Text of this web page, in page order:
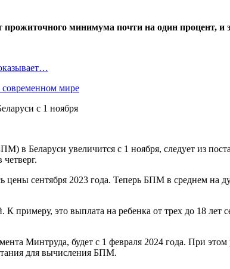
минимума почти на один процент, и
мире
в Беларуси увеличится с 1 ноября, следует из
сентября 2023 года. Теперь БПМ в среднем на
примеру, это выплата на ребенка от трех до 18
Минтруда, будет с 1 февраля 2024 года. При
для вычисления БПМ.